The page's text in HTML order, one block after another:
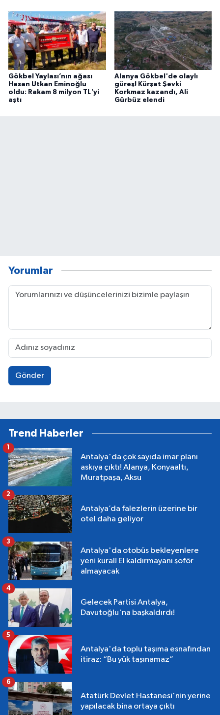
Gökbel Yaylası’nın ağası
Hasan Utkan Eminoğlu
oldu: Rakam 8 milyon TL'yi
aştı
Alanya Gökbel'de olaylı
güreş! Kürşat Şevki
Korkmaz kazandı, Ali
Gürbüz elendi
Yorumlar
Gönder
Trend Haberler
Antalya'da çok sayıda imar planı
askıya çıktı! Alanya, Konyaaltı,
Muratpaşa, Aksu
Antalya’da falezlerin üzerine bir
otel daha geliyor
2
Antalya'da otobüs bekleyenlere
yeni kural! El kaldırmayanı şoför
almayacak
3
Gelecek Partisi Antalya,
Davutoğlu'na başkaldırdı!
4
Antalya'da toplu taşıma esnafından
itiraz: “Bu yük taşınamaz”
5
Atatürk Devlet Hastanesi'nin yerine
yapılacak bina ortaya çıktı
6